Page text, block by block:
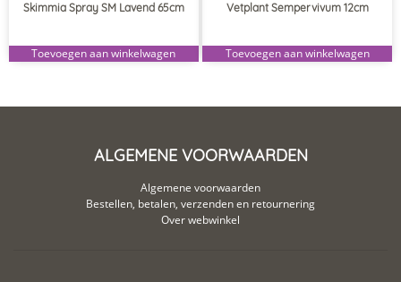
Skimmia Spray SM Lavend 65cm
Toevoegen aan winkelwagen
Vetplant Sempervivum 12cm
Toevoegen aan winkelwagen
ALGEMENE VOORWAARDEN
Algemene voorwaarden
Bestellen, betalen, verzenden en retournering
Over webwinkel